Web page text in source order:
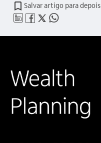
Salvar artigo para depois
linkedin_base facebook_outline twitter_outline whatsapp_outline